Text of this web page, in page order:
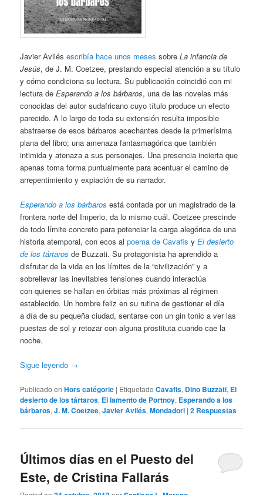
Javier Avilésescribía hace unos meses sobreLa infancia de
Jesús, de J. M. Coetzee, prestando especial atención a su título
y cómo condiciona su lectura. Su publicación coincidió con mi
lectura deEsperando a los bárbaros, una de las novelas más
conocidas del autor sudafricano cuyo título produce un efecto
parecido. A lo largo de toda su extensión resulta imposible
abstraerse de esos bárbaros acechantes desde la primerísima
plana del libro; una amenaza fantasmagórica que también
intimida y atenaza a sus personajes. Una presencia incierta que
apenas toma forma puntualmente para acentuar el camino de
arrepentimiento y expiación de su narrador.
Esperando a los bárbaros está contada por un magistrado de la
frontera norte del Imperio, da lo mismo cuál. Coetzee prescinde
de todo límite concreto para potenciar la carga alegórica de una
historia atemporal, con ecos alpoema de Cavafis yEl desierto
de los tártaros de Buzzati. Su protagonista ha aprendido a
disfrutar de la vida en los límites de la “civilización” y a
sobrellevar las inevitables tensiones cuando interactúa
con quienes se hallan en órbitas más próximas al régimen
establecido. Un hombre feliz en su rutina de gestionar el día
a día de su pequeña ciudad, sentarse con un gin tonic a ver las
puestas de sol y retozar con alguna prostituta cuando cae la
noche.
Sigue leyendo →
Publicado en Hors catégorie | Etiquetado Cavafis, Dino Buzzati, El
desierto de los tártaros, El lamento de Portnoy, Esperando a los
bárbaros,J. M. Coetzee,Javier Avilés,Mondadori |2 Respuestas
Últimos días en el Puesto del
Este, de Cristina Fallarás